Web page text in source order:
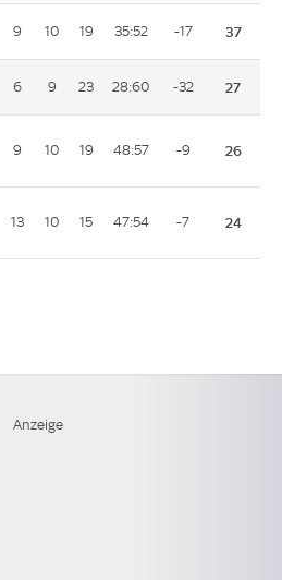
9 10 19 35:52 -17 37
6 9 23 28:60 -32 27
9 10 19 48:57 -9 26
13 10 15 47:54 -7 24